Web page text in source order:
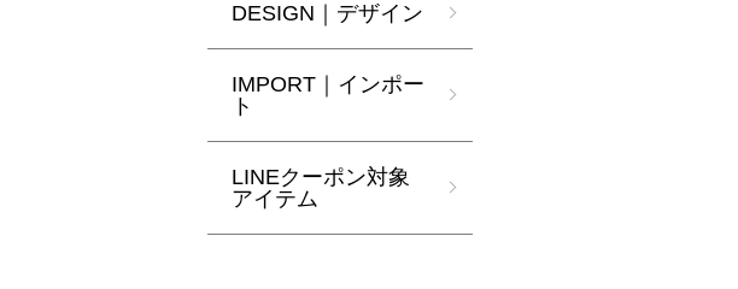
DESIGN｜デザイン
IMPORT｜インポー
ト
LINEクーポン対象
アイテム